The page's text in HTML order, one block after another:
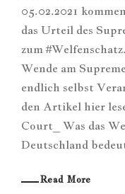
05.02.2021
das Urteil des
zum
Wende am
endlich selbst
den Artikel hier
Court_ Was das
Deutschland
Read More